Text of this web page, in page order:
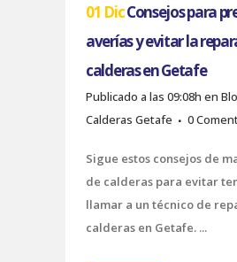
01 DicConsejos para
averías y evitar la
calderas en Getafe
Publicado a las 09:08h en
Calderas Getafe
0
Sigue estos consejos de
de calderas para evitar
llamar a un técnico de
calderas en Getafe. ...